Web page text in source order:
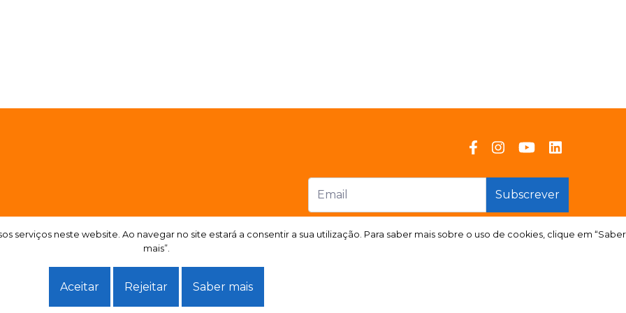
serviços neste website. Ao navegar no site estará a consentir a sua utilização. Para saber mais sobre o uso de cookies, clique em “Saber
mais”.
Aceitar Rejeitar Saber mais
Subscrever
de litígios.Política de Privacidade. Termos e condições. Dados pessoais.
serviços neste website. Ao navegar no site estará a consentir a sua utilização. Para saber mais sobre o uso de cookies, clique em “Saber
mais”.
Aceitar Rejeitar Saber mais